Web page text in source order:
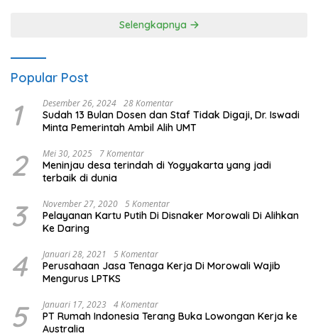
Selengkapnya
Popular Post
1 Desember 26, 2024 28 Komentar
Sudah 13 Bulan Dosen dan Staf Tidak Digaji, Dr. Iswadi
Minta Pemerintah Ambil Alih UMT
2 Mei 30, 2025 7 Komentar
Meninjau desa terindah di Yogyakarta yang jadi
terbaik di dunia
3 November 27, 2020 5 Komentar
Pelayanan Kartu Putih Di Disnaker Morowali Di Alihkan
Ke Daring
4 Januari 28, 2021 5 Komentar
Perusahaan Jasa Tenaga Kerja Di Morowali Wajib
Mengurus LPTKS
5 Januari 17, 2023 4 Komentar
PT Rumah Indonesia Terang Buka Lowongan Kerja ke
Australia